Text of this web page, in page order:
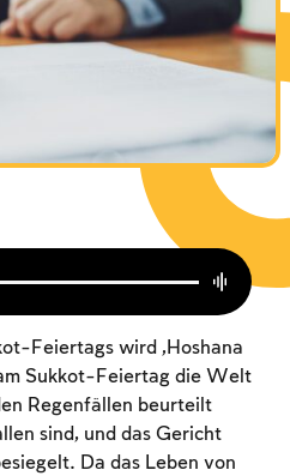
Feiertags wird „Hoshana
Sukkot-Feiertag die Welt
Regenfällen beurteilt
sind, und das Gericht
Da das Leben von